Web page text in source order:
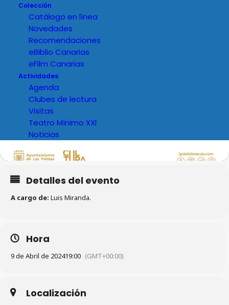
Colección
Catálogo en línea
Novedades
Recomendaciones
eBiblio Canarias
eFilm Canarias
Actividades
Agenda
Clubes de lectura
Visitas
Teatro Mínimo XXI
Noticias
Detalles del evento
A cargo de: Luis Miranda.
Hora
9 de Abril de 202419:00 (GMT+00:00)
Localización